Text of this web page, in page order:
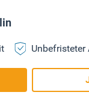
Unbefristeter